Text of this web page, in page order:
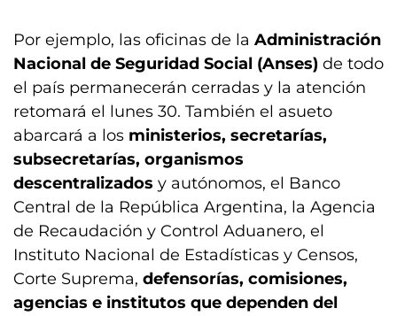
Por ejemplo, las oficinas de la Administración
Nacional de Seguridad Social (Anses) de todo
el país permanecerán cerradas y la atención
retomará el lunes 30. También el asueto
abarcará a los ministerios, secretarías,
subsecretarías, organismos
descentralizados y autónomos, el Banco
Central de la República Argentina, la Agencia
de Recaudación y Control Aduanero, el
Instituto Nacional de Estadísticas y Censos,
Corte Suprema, defensorías, comisiones,
agencias e institutos que dependen del